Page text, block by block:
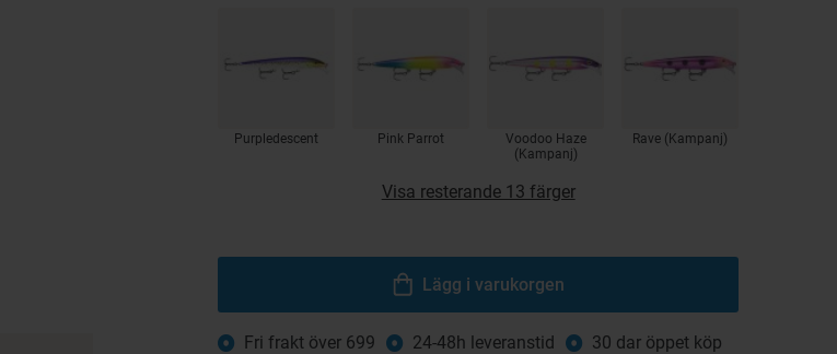
Purpledescent Pink Parrot
Voodoo Haze
(Kampanj)
Rave (Kampanj)
Visa resterande 13 färger
Lägg i varukorgen
Fri frakt över 699 24-48h leveranstid 30 dar öppet köp